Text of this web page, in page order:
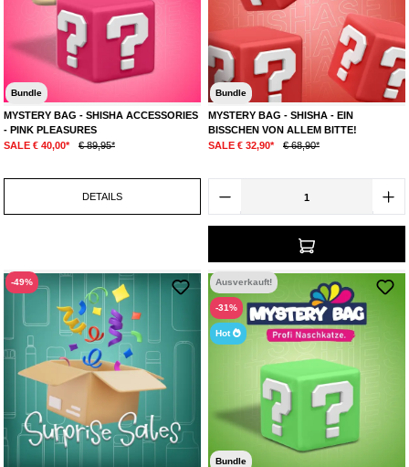
Bundle
MYSTERY BAG - SHISHA ACCESSORIES
- PINK PLEASURES
SALE € 40,00*
€ 89,95*
DETAILS
Bundle
MYSTERY BAG - SHISHA - EIN
BISSCHEN VON ALLEM BITTE!
SALE € 32,90*
€ 68,90*
-49% Ausverkauft!
-31%
Hot
Bundle